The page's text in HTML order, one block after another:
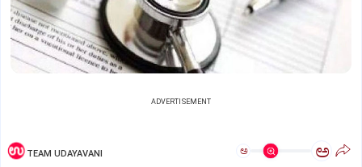
ADVERTISEMENT
TEAM UDAYAVANI ಅ ಅ